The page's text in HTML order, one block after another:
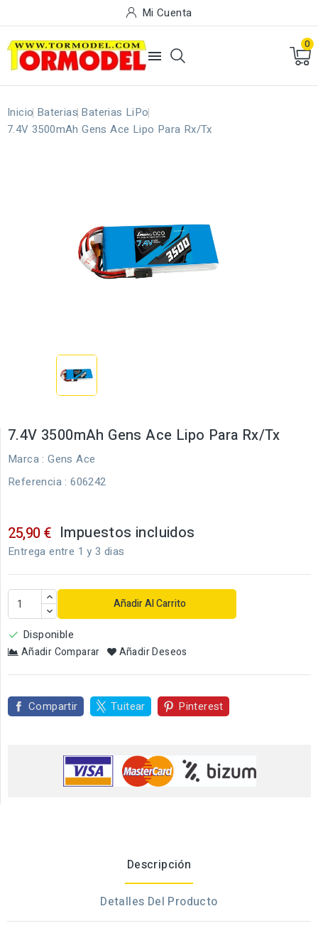
Mi Cuenta

0
Inicio Baterias Baterias LiPo
7.4V 3500mAh Gens Ace Lipo Para Rx/Tx
7.4V 3500mAh Gens Ace Lipo Para Rx/Tx
Marca : Gens Ace
Referencia : 606242
25,90 € Impuestos incluidos
Entrega entre 1 y 3 dias
Añadir Al Carrito
 Disponible
Añadir Comparar Añadir Deseos
Compartir Tuitear Pinterest
Descripción
Detalles Del Producto